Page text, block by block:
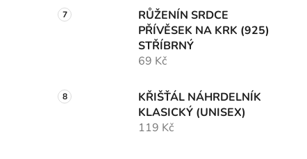
RŮŽENÍN SRDCE
PŘÍVĚSEK NA KRK (925)
STŘÍBRNÝ
69 Kč
KŘIŠŤÁL NÁHRDELNÍK
KLASICKÝ (UNISEX)
119 Kč